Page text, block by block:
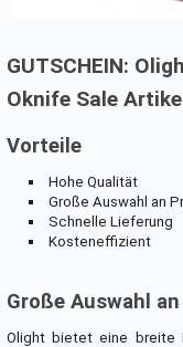
GUTSCHEIN:
Oknife Sale
Vorteile
Hohe Qualität
Große Auswahl an
Schnelle Lieferung
Kosteneffizient
Große Auswahl
Olight bietet eine breite